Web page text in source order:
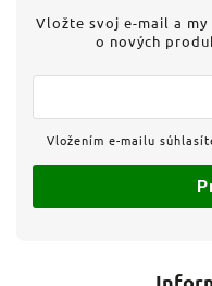
Vložte svoj e-mail a
o nových
Vložením e-mailu